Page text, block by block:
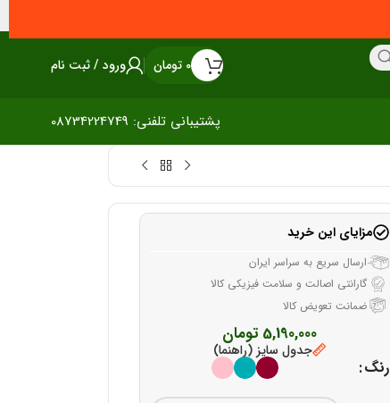
0 تومان ورود / ثبت نام
پشتیبانی تلفنی: 08734224749
مزایای این خرید
ارسال سریع به سراسر ایران
گارانتی اصالت و سلامت فیزیکی کالا
ضمانت تعویض کالا
5,190,000 تومان
جدول سایز (راهنما)
رنگ